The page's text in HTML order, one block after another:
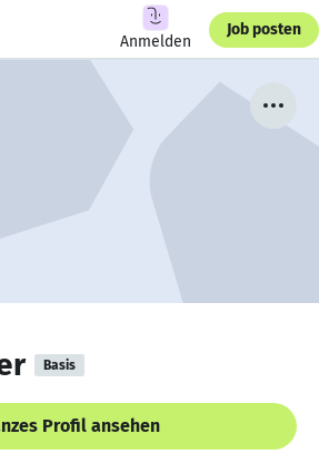
Anmelden
Job posten
Basis
Profil ansehen